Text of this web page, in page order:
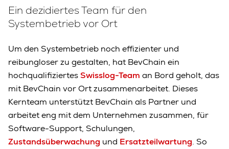
Ein dezidiertes Team für den
Systembetrieb vor Ort
Um den Systembetrieb noch effizienter und
reibungloser zu gestalten, hat BevChain ein
hochqualifiziertesSwisslog-Team an Bord geholt, das
mit BevChain vor Ort zusammenarbeitet. Dieses
Kernteam unterstützt BevChain als Partner und
arbeitet eng mit dem Unternehmen zusammen, für
Software-Support, Schulungen,
Zustandsüberwachung und Ersatzteilwartung. So